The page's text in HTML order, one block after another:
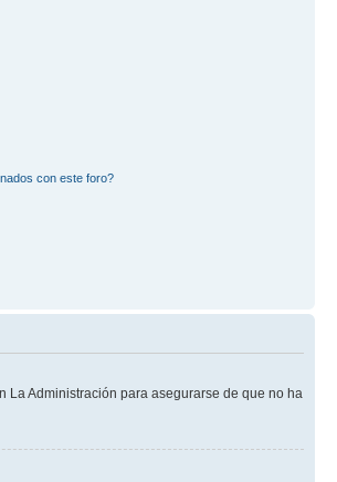
con este foro?
La Administración para asegurarse de que no ha